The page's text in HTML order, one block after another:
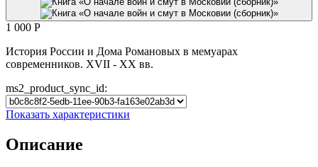
1 000 P
История России и Дома Романовых в мемуарах
современников. XVII - XX вв.
ms2_product_sync_id:
Показать характеристики
Описание